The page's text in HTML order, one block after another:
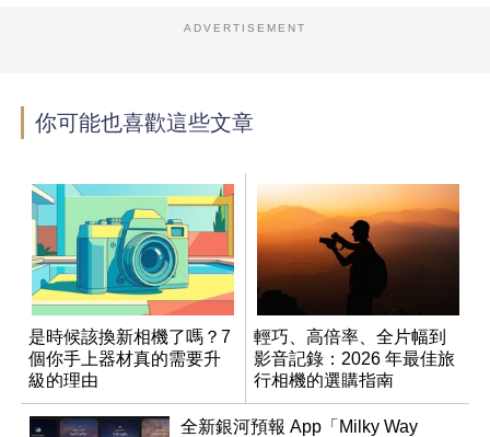
ADVERTISEMENT
你可能也喜歡這些文章
是時候該換新相機了嗎？7
個你手上器材真的需要升
級的理由
輕巧、高倍率、全片幅到
影音記錄：2026 年最佳旅
行相機的選購指南
全新銀河預報 App「Milky Way